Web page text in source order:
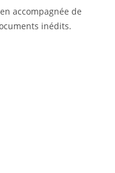
accompagnée de
inédits.